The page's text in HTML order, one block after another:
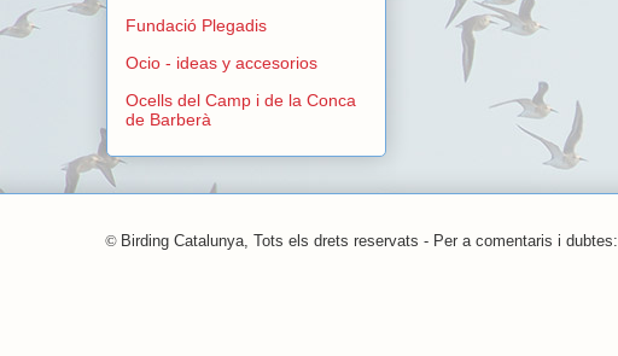
Fundació Plegadis
Ocio - ideas y accesorios
Ocells del Camp i de la Conca
de Barberà
© Birding Catalunya, Tots els drets reservats - Per a comentaris i dubtes: